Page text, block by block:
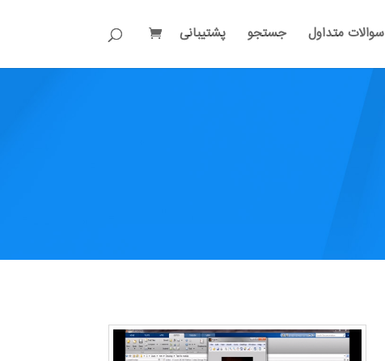
سوالات متداول جستجو پشتیبانی